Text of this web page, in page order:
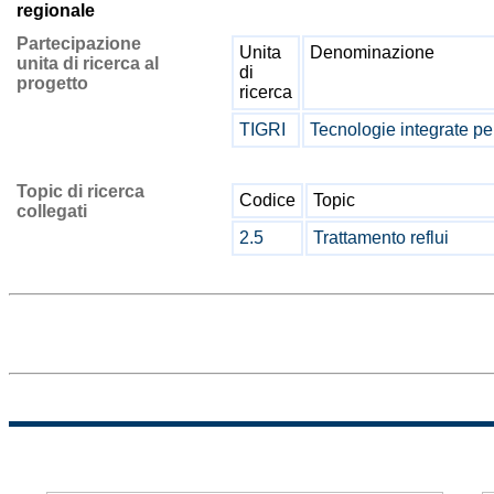
regionale
Partecipazione
unita di ricerca al
progetto
Unita
di
ricerca
Denominazione
TIGRI Tecnologie integrate
Topic di ricerca
collegati
Codice
Topic
2.5
Trattamento reflui